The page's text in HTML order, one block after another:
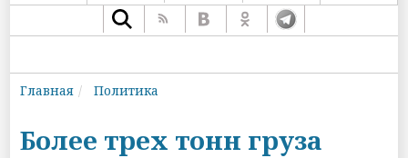
Главная Политика
Более трех тонн груза